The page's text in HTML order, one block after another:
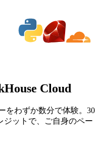
Cloud
をわずか数分で体験。30
ジットで、ご自身のペー